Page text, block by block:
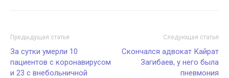
Предыдущая статья
За сутки умерли 10
пациентов с коронавирусом
и 23 с внебольничной
Следующая статья
Скончался адвокат Кайрат
Загибаев, у него была
пневмония